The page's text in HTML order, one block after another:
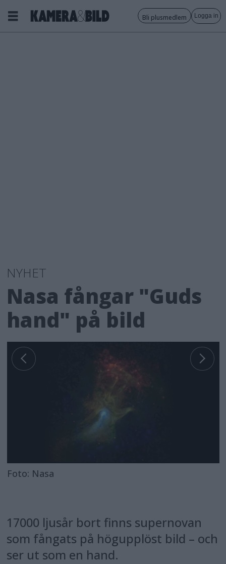
Bli plusmedlem Logga in
NYHET
Nasa fångar "Guds
hand" på bild
Foto: Nasa
17000 ljusår bort finns supernovan
som fångats på högupplöst bild – och
ser ut som en hand.